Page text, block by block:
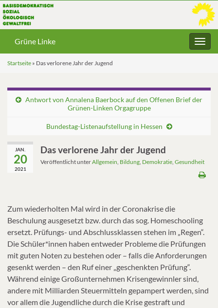
Grüne Linke
Startseite » Das verlorene Jahr der Jugend
Antwort von Annalena Baerbock auf den Offenen Brief der
Grünen-Linken Orgagruppe
Bundestag-Listenaufstellung in Hessen
JAN.
20
2021
Das verlorene Jahr der Jugend
Veröffentlicht unterAllgemein Bildung Demokratie Gesundheit
Zum wiederholten Mal wird in der Coronakrise die
Beschulung ausgesetzt bzw. durch das sog. Homeschooling
ersetzt. Prüfungs- und Abschlussklassen stehen im „Regen“.
Die Schüler*innen haben entweder Probleme die Prüfungen
mit guten Noten zu bestehen oder – falls die Anforderungen
gesenkt werden – den Ruf einer „geschenkten Prüfung“.
Während einige Großunternehmen Krisengewinnler sind,
andere mit Milliarden Steuermitteln gepampert werden, sind
vor allem die Jugendliche durch die Krise gestraft und